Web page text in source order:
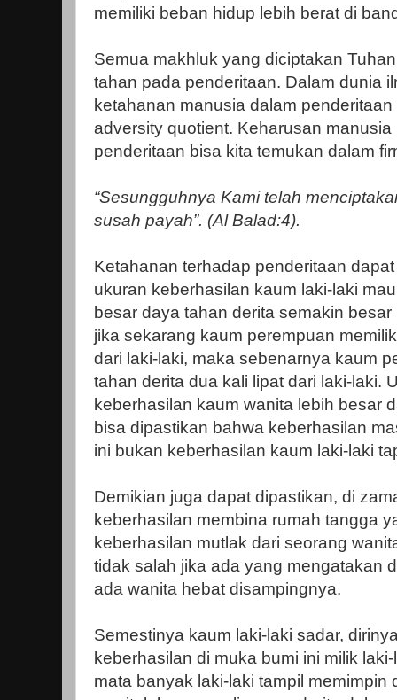
memiliki beban hidup lebih berat di
Semua makhluk yang diciptakan
tahan pada penderitaan. Dalam dunia
ketahanan manusia dalam
adversity quotient. Keharusan
penderitaan bisa kita temukan dalam
“Sesungguhnya Kami telah
susah payah”. (Al Balad:4).
Ketahanan terhadap penderitaan
ukuran keberhasilan kaum laki-laki
besar daya tahan derita semakin
jika sekarang kaum perempuan
dari laki-laki, maka sebenarnya kaum
tahan derita dua kali lipat dari laki-laki.
keberhasilan kaum wanita lebih besar
bisa dipastikan bahwa keberhasilan
ini bukan keberhasilan kaum laki-laki
Demikian juga dapat dipastikan, di
keberhasilan membina rumah tangga
keberhasilan mutlak dari seorang
tidak salah jika ada yang mengatakan
ada wanita hebat disampingnya.
Semestinya kaum laki-laki sadar,
keberhasilan di muka bumi ini milik
mata banyak laki-laki tampil memimpin